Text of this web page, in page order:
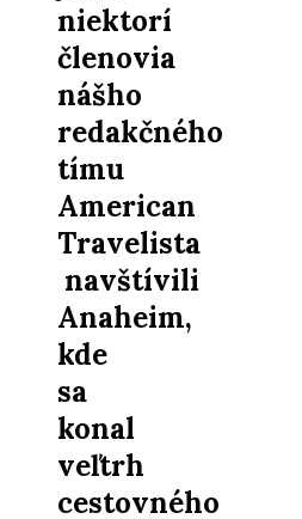
niektorí
členovia
nášho
redakčného
tímu
American
Travelista
navštívili
Anaheim,
kde
sa
konal
veľtrh
cestovného